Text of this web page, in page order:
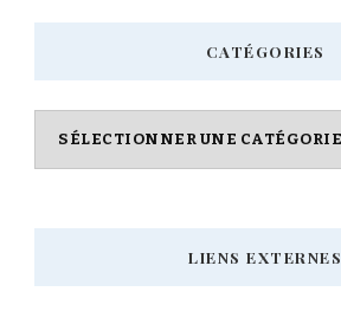
CATÉGORIES
Catégories
LIENS EXTERNES